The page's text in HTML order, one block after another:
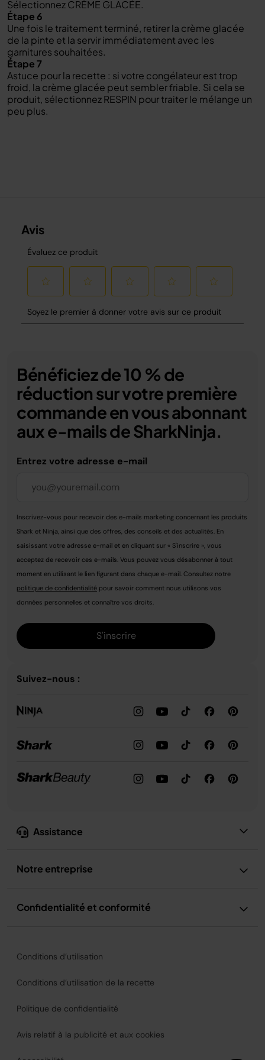
Sélectionnez CRÈME GLACÉE.
Étape 6
Une fois le traitement terminé, retirer la crème glacée
de la pinte et la servir immédiatement avec les
garnitures souhaitées.
Étape 7
Astuce pour la recette : si votre congélateur est trop
froid, la crème glacée peut sembler friable. Si cela se
produit, sélectionnez RESPIN pour traiter le mélange un
peu plus.
Assistance
Notre entreprise
Confidentialité et conformité
Bénéficiez de 10 % de
réduction sur votre première
commande en vous abonnant
aux e-mails de SharkNinja.
Entrez votre adresse e-mail
Inscrivez-vous pour recevoir des e-mails marketing concernant les produits
Shark et Ninja, ainsi que des offres, des conseils et des actualités. En
saisissant votre adresse e-mail et en cliquant sur « S'inscrire », vous
acceptez de recevoir ces e-mails. Vous pouvez vous désabonner à tout
moment en utilisant le lien figurant dans chaque e-mail. Consultez notre
politique de confidentialité pour savoir comment nous utilisons vos
données personnelles et connaître vos droits.
S'inscrire
Suivez-nous :
Conditions d’utilisation
Conditions d’utilisation de la recette
Politique de confidentialité
Avis relatif à la publicité et aux cookies